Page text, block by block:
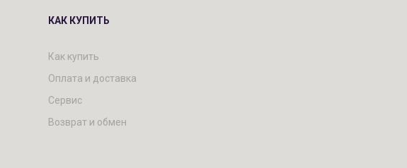
КАК КУПИТЬ
Как купить
Оплата и доставка
Сервис
Возврат и обмен